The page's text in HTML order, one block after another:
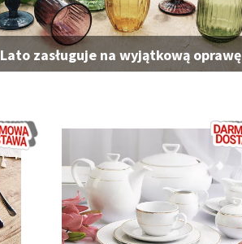
Lato zasługuje na wyjątkową oprawę